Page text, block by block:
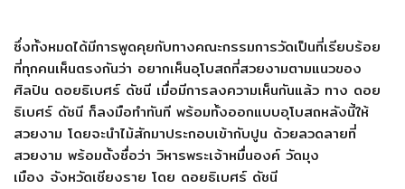
ซึ่งทั้งหมดได้มีการพูดคุยกับทางคณะกรรมการวัดเป็นที่เรียบร้อย
ที่ทุกคนเห็นตรงกันว่า อยากเห็นอุโบสถที่สวยงามตามแนวของ
ศิลปิน ดอยธิเบศร์ ดัชนี เมื่อมีการลงความเห็นกันแล้ว ทาง ดอย
ธิเบศร์ ดัชนี ก็ลงมือทำทันที พร้อมทั้งออกแบบอุโบสถหลังนี้ให้
สวยงาม โดยจะนำไม้สักมาประกอบเข้ากับปูน ด้วยลวดลายที่
สวยงาม พร้อมตั้งชื่อว่า วิหารพระเจ้าหมื่นองค์ วัดมุง
เมือง จังหวัดเชียงราย โดย ดอยธิเบศร์ ดัชนี